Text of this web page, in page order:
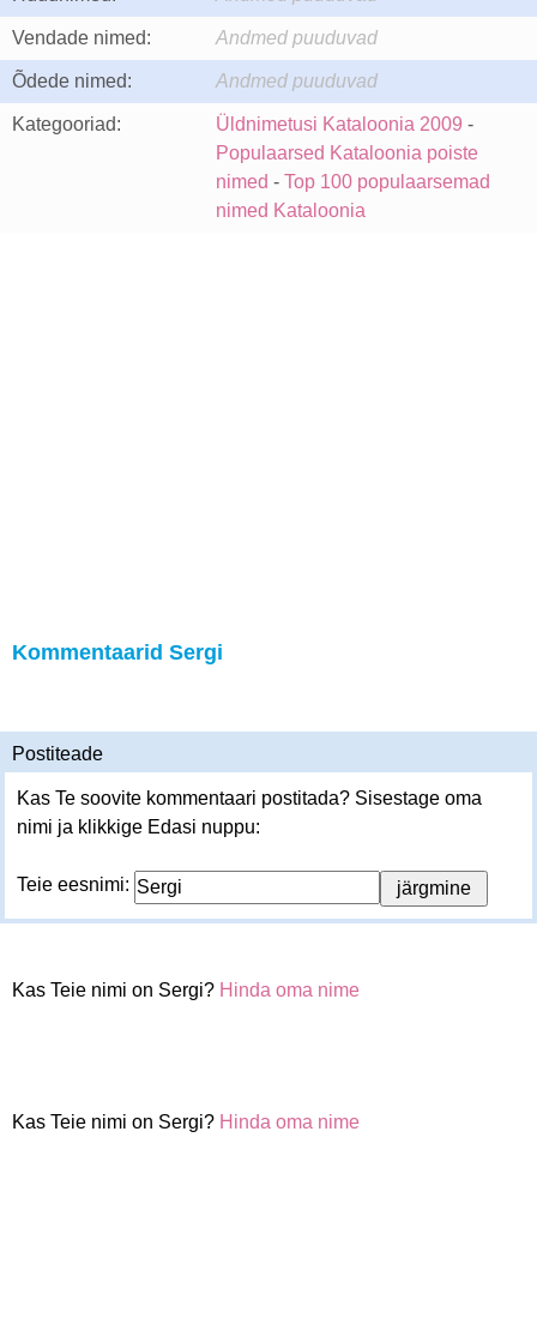
Vendade nimed: Andmed puuduvad
Õdede nimed: Andmed puuduvad
Kategooriad: Üldnimetusi Kataloonia 2009 -
Populaarsed Kataloonia poiste
nimed - Top 100 populaarsemad
nimed Kataloonia
Kommentaarid Sergi
Postiteade
Kas Te soovite kommentaari postitada? Sisestage oma
nimi ja klikkige Edasi nuppu:
Teie eesnimi:
Kas Teie nimi on Sergi? Hinda oma nime
Kas Teie nimi on Sergi? Hinda oma nime